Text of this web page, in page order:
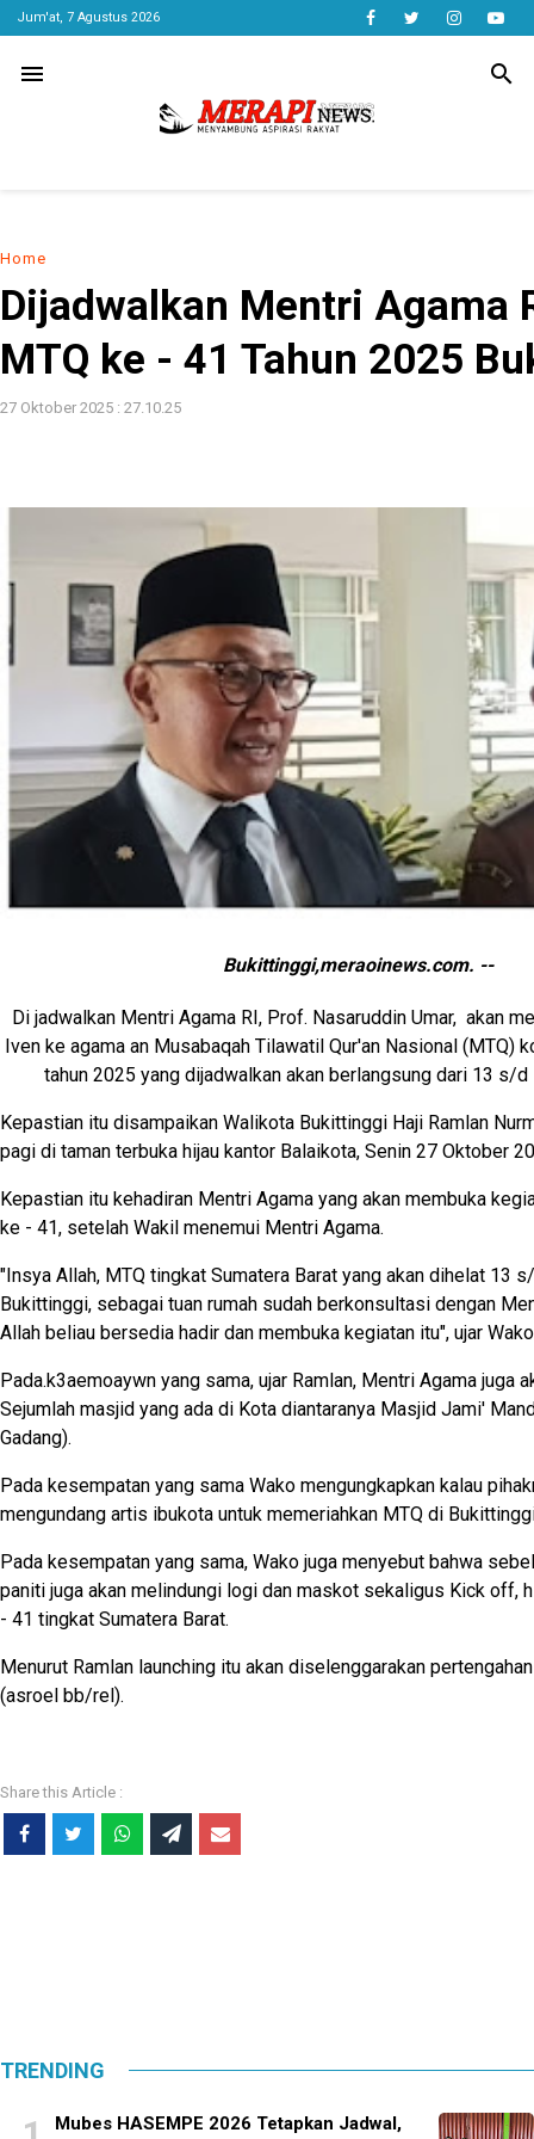
Jum'at, 7 Agustus 2026
menu search
Home
Dijadwalkan Mentri Agama
MTQ ke - 41 Tahun 2025
27 Oktober 2025 : 27.10.25
Bukittinggi,meraoinews.com. --
Di jadwalkan Mentri Agama RI, Prof. Nasaruddin Umar, akan
Iven ke agama an Musabaqah Tilawatil Qur'an Nasional (MTQ)
tahun 2025 yang dijadwalkan akan berlangsung dari 13 s/
Kepastian itu disampaikan Walikota Bukittinggi Haji Ramlan
pagi di taman terbuka hijau kantor Balaikota, Senin 27 Oktober
Kepastian itu kehadiran Mentri Agama yang akan membuka
ke - 41, setelah Wakil menemui Mentri Agama.
"Insya Allah, MTQ tingkat Sumatera Barat yang akan dihelat 13
Bukittinggi, sebagai tuan rumah sudah berkonsultasi dengan
Allah beliau bersedia hadir dan membuka kegiatan itu", ujar
Pada.k3aemoaywn yang sama, ujar Ramlan, Mentri Agama juga
Sejumlah masjid yang ada di Kota diantaranya Masjid Jami'
Gadang).
Pada kesempatan yang sama Wako mengungkapkan kalau
mengundang artis ibukota untuk memeriahkan MTQ di
Pada kesempatan yang sama, Wako juga menyebut bahwa
paniti juga akan melindungi logi dan maskot sekaligus Kick off,
- 41 tingkat Sumatera Barat.
Menurut Ramlan launching itu akan diselenggarakan
(asroel bb/rel).
TRENDING
Mubes HASEMPE 2026 Tetapkan Jadwal,